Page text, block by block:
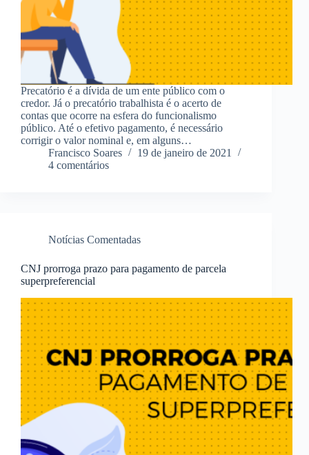
Precatório é a dívida de um ente público com o
credor. Já o precatório trabalhista é o acerto de
contas que ocorre na esfera do funcionalismo
público. Até o efetivo pagamento, é necessário
corrigir o valor nominal e, em alguns…
Francisco Soares
19 de janeiro de 2021
4 comentários
Notícias Comentadas
CNJ prorroga prazo para pagamento de parcela
superpreferencial